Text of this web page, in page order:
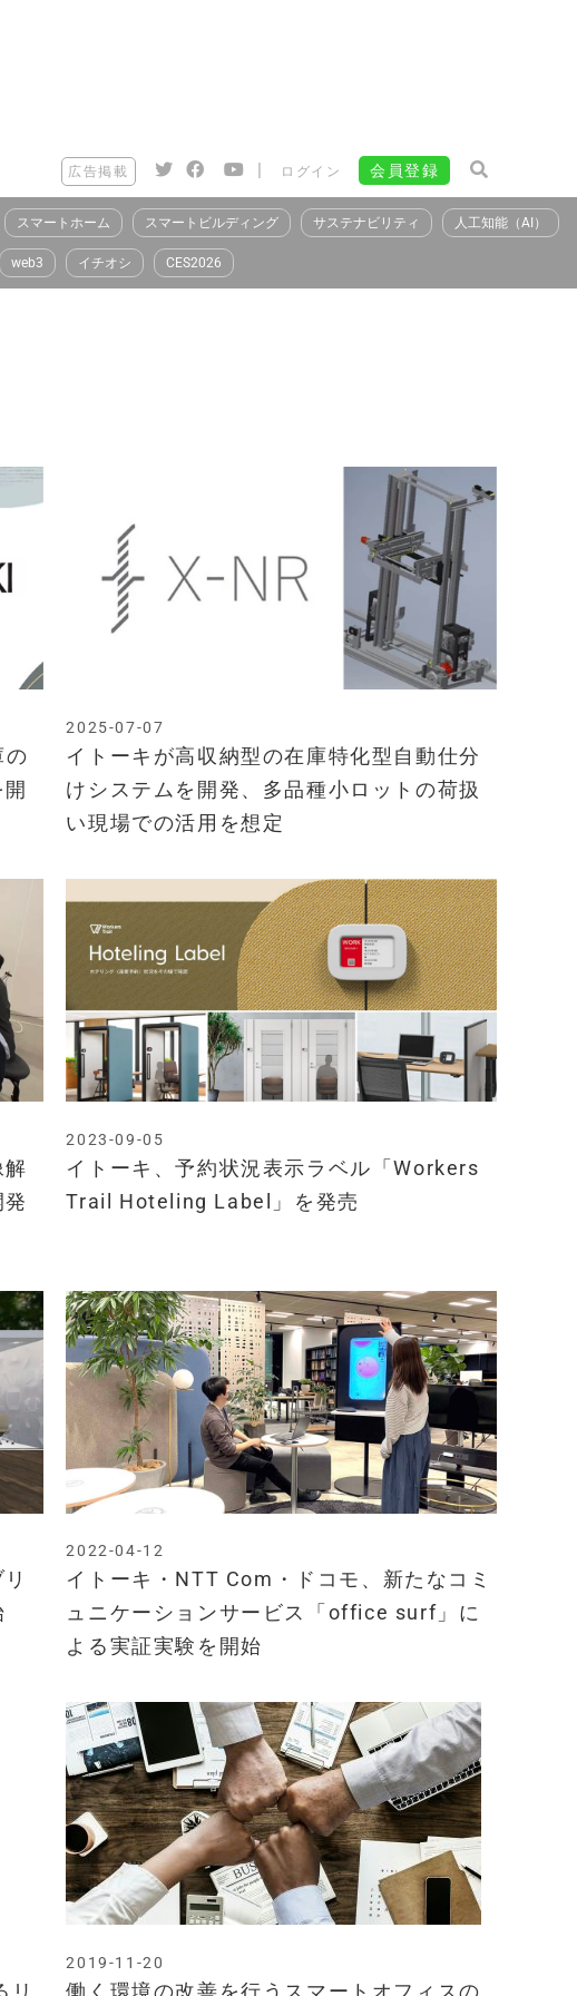
広告掲載 | ログイン 会員登録
スマートホーム スマートビルディング サステナビリティ 人工知能（AI）
web3 イチオシ CES2026
の
イトーキが高収納型の在庫特化型自動仕分
けシステムを開発、多品種小ロットの荷扱
い現場での活用を想定
2025-07-07
イトーキ、予約状況表示ラベル「Workers
Trail Hoteling Label」を発売
2023-09-05
イトーキ・NTT Com・ドコモ、新たなコミ
ュニケーションサービス「office surf」に
よる実証実験を開始
2022-04-12
リ 働く環境の改善を行うスマートオフィスの
2019-11-20